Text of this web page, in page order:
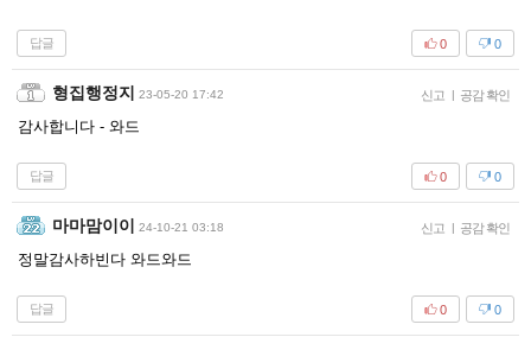
답글 0
0
형집행정지 23-05-20 17:42 신고 | 공감 확인
감사합니다 - 와드
답글 0
0
마마맘이이 24-10-21 03:18 신고 | 공감 확인
정말감사하빈다 와드와드
답글 0
0